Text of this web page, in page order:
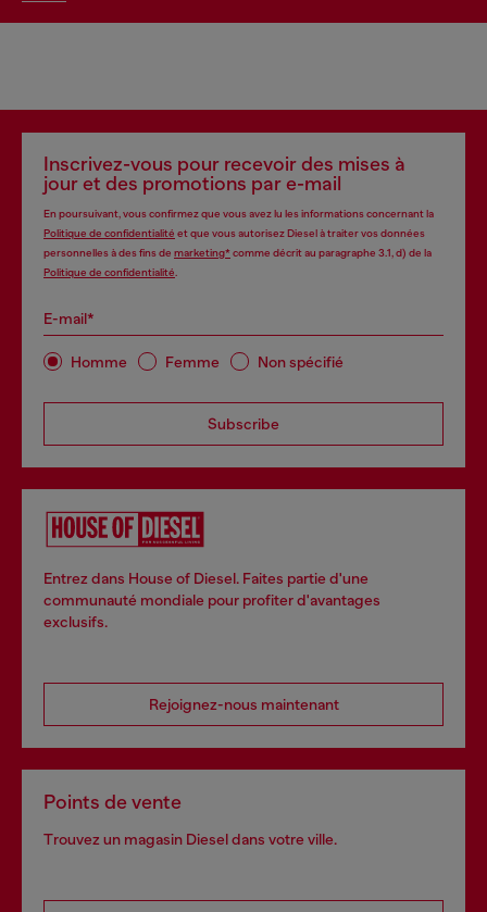
Inscrivez-vous pour recevoir des mises à
jour et des promotions par e-mail
En poursuivant, vous confirmez que vous avez lu les informations concernant la
Politique de confidentialité et que vous autorisez Diesel à traiter vos données
personnelles à des fins de marketing*comme décrit au paragraphe 3.1, d) de la
Politique de confidentialité
E-mail*
Homme Femme Non spécifié
Subscribe
Entrez dans House of Diesel. Faites partie d'une
communauté mondiale pour profiter d'avantages
exclusifs.
Rejoignez-nous maintenant
Points de vente
Trouvez un magasin Diesel dans votre ville.